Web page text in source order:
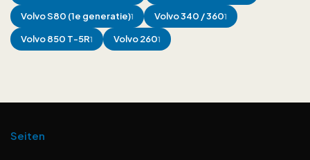
VolvoS80 (1e generatie)1 Volvo340 / 3601
Volvo850 T-5R1 Volvo2601
Seiten